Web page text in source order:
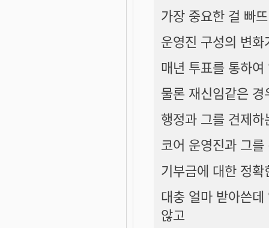
가장 중요한 걸 빠
운영진 구성의 변
매년 투표를 통하
물론 재신임같은
행정과 그를 견제
코어 운영진과 그
기부금에 대한 정
대충 얼마 받아쓴
않고